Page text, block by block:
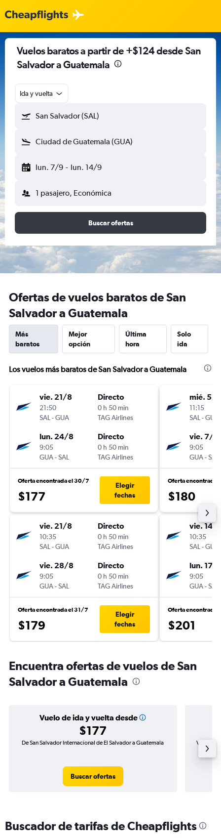
Vuelos baratos a partir de +$124 desde San
Salvador a Guatemala
Ida y vuelta
San Salvador (SAL)
Ciudad de Guatemala (GUA)
lun. 7/9 - lun. 14/9
1 pasajero, Económica
Buscar ofertas
Ofertas de vuelos baratos de San
Salvador a Guatemala
Más
baratos
Mejor
opción
Última
hora
Solo
ida
Los vuelos más baratos de San Salvador a Guatemala
vie. 21/8
21:50
SAL -GUA
Directo
0 h 50 min
TAG Airlines
lun. 24/8
9:05
GUA-SAL
Directo
0 h 50 min
TAG Airlines
Oferta encontrada el 30/7
$177
Elegir
fechas
vie. 21/8
10:35
SAL -GUA
Directo
0 h 50 min
TAG Airlines
vie. 28/8
9:05
GUA-SAL
Directo
0 h 50 min
TAG Airlines
Oferta encontrada el 31/7
$179
Elegir
fechas
mié. 5/8
11:15
SAL -GUA
vie. 7/8
9:05
GUA-SAL
Oferta encontrada
$180
vie. 14/
10:35
SAL -GUA
lun. 17/
9:05
GUA-SAL
Oferta encontrada
$201
Encuentra ofertas de vuelos de San
Salvador a Guatemala
Vuelo de ida y vuelta desde
$177
De San Salvador Internacional de El Salvador a Guatemala
Buscar ofertas
Vuelo de
Buscador de tarifas de Cheapflights